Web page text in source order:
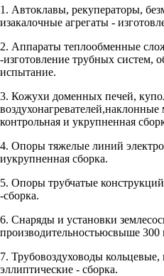
1. Автоклавы, рекуператоры,
изакалочные агрегаты -
2. Аппараты теплообменные
-изготовление трубных систем,
испытание.
3. Кожухи доменных печей,
контрольная и укрупненная
4. Опоры тяжелые линий
иукрупненная сборка.
5. Опоры трубчатые
-сборка.
6. Снаряды и установки
производительностьюсвыше 300
7. Трубовоздуховоды
эллиптические - сборка.